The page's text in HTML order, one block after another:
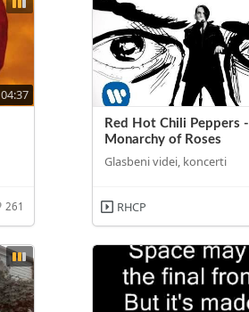
04:37
261
Red Hot Chili Peppers -
Monarchy of Roses
Glasbeni videi, koncerti
RHCP